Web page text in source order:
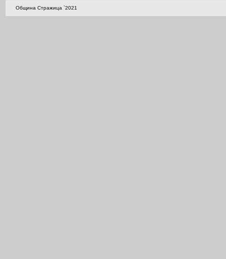
Община Стражица `2021